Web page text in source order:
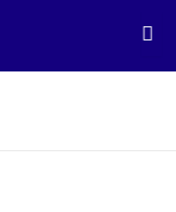
Contenido